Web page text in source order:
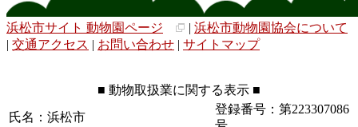
浜松市サイト 動物園ページ | 浜松市動物園協会について
| 交通アクセス | お問い合わせ | サイトマップ
■ 動物取扱業に関する表示 ■
氏名：浜松市
登録番号：第223307086